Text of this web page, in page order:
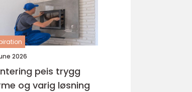
2026
peis trygg
og varig løsning